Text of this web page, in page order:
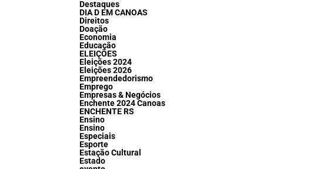
Destaques
DIA D EM CANOAS
Direitos
Doação
Economia
Educação
ELEIÇÕES
Eleições 2024
Eleições 2026
Empreendedorismo
Emprego
Empresas & Negócios
Enchente 2024 Canoas
ENCHENTE RS
Ensino
Ensino
Especiais
Esporte
Estação Cultural
Estado